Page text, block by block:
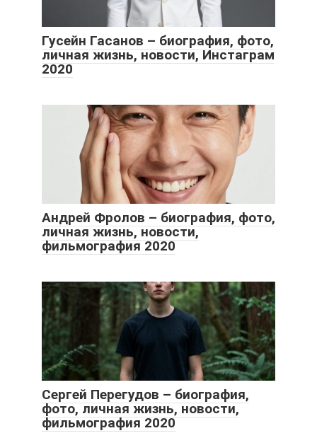
Гусейн Гасанов – биография, фото,
личная жизнь, новости, Инстаграм
2020
Андрей Фролов – биография, фото,
личная жизнь, новости,
фильмография 2020
Сергей Перегудов – биография,
фото, личная жизнь, новости,
фильмография 2020